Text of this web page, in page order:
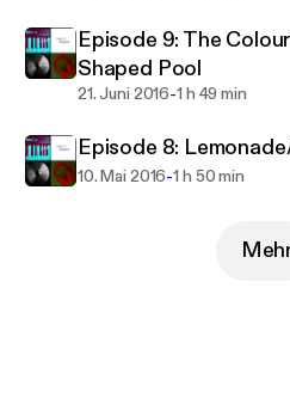
Episode 9: The
Shaped Pool
21. Juni 2016-1 h 49 min
Episode 8:
10. Mai 2016-1 h 50 min